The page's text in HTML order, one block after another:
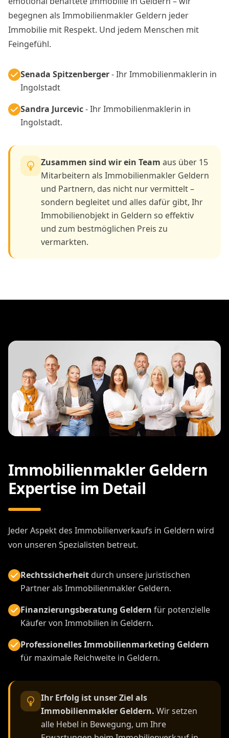
begegnen als Immobilienmakler Geldern jeder
Immobilie mit Respekt. Und jedem Menschen mit
Feingefühl.
Senada Spitzenberger- Ihr Immobilienmaklerin in
Ingolstadt
Sandra Jurcevic- Ihr Immobilienmaklerin in
Ingolstadt.
Zusammen sind wir ein Team aus über 15
Mitarbeitern als Immobilienmakler Geldern
und Partnern, das nicht nur vermittelt –
sondern begleitet und alles dafür gibt, Ihr
Immobilienobjekt in Geldern so effektiv
und zum bestmöglichen Preis zu
vermarkten.
Immobilienmakler Geldern
Expertise im Detail
Jeder Aspekt des Immobilienverkaufs in Geldern wird
von unseren Spezialisten betreut.
Rechtssicherheitdurch unsere juristischen
Partner als Immobilienmakler Geldern.
Finanzierungsberatung Geldern für potenzielle
Käufer von Immobilien in Geldern.
Professionelles Immobilienmarketing Geldern
für maximale Reichweite in Geldern.
Ihr Erfolg ist unser Ziel als
Immobilienmakler Geldern. Wir setzen
alle Hebel in Bewegung, um Ihre